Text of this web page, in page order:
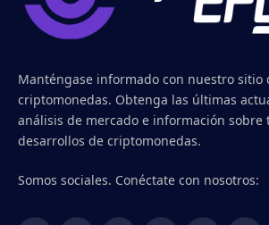
Manténgase informado con nuestro sitio
criptomonedas. Obtenga las últimas
análisis de mercado e información sobre
desarrollos de criptomonedas.
Somos sociales. Conéctate con nosotros: